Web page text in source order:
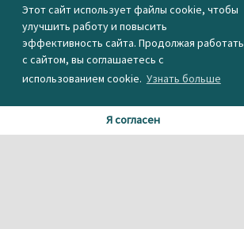
Этот сайт использует файлы cookie, чтобы
улучшить работу и повысить
эффективность сайта. Продолжая работать
с сайтом, вы соглашаетесь с
использованием cookie. Узнать больше
Я согласен